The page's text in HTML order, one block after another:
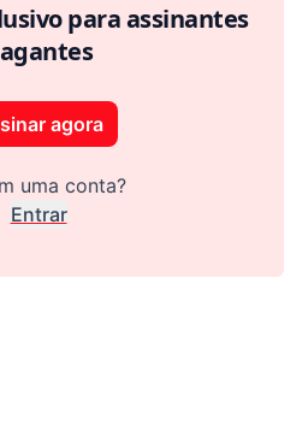
para assinantes
agora
uma conta?
Entrar